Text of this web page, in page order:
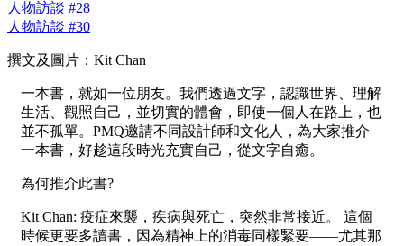
人物訪談 #28
人物訪談 #30
撰文及圖片：Kit Chan
一本書，就如一位朋友。我們透過文字，認識世界、理解
生活、觀照自己，並切實的體會，即使一個人在路上，也
並不孤單。PMQ邀請不同設計師和文化人，為大家推介
一本書，好趁這段時光充實自己，從文字自癒。
為何推介此書?
Kit Chan: 疫症來襲，疾病與死亡，突然非常接近。 這個
時候更要多讀書，因為精神上的消毒同樣緊要——尤其那